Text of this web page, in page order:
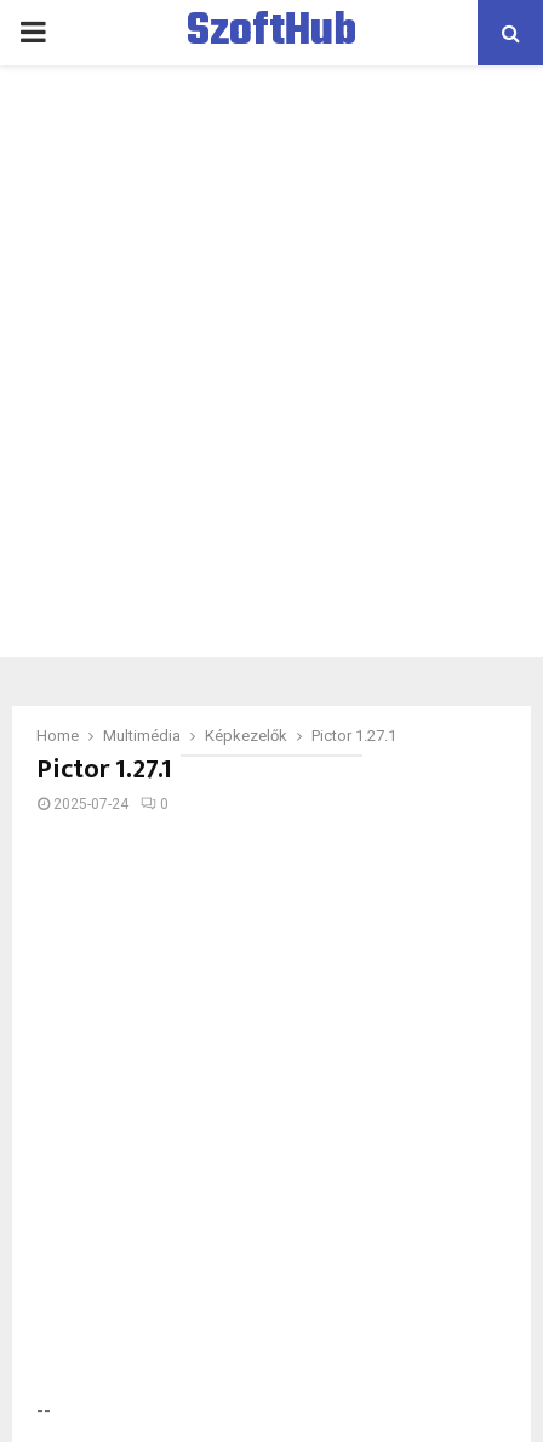
PRIMARY
SzoftHub
Home Multimédia Képkezelők Pictor 1.27.1
Pictor 1.27.1
2025-07-24 0
--